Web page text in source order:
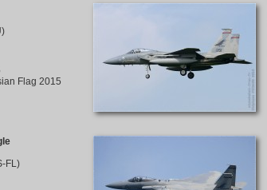
Flag 2015
FL)